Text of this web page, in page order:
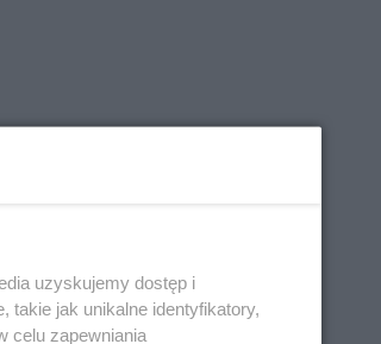
uzyskujemy dostęp i
takie jak unikalne identyfikatory,
celu zapewniania